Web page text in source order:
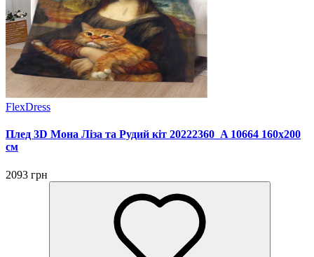
FlexDress
Плед 3D Мона Ліза та Рудий кіт 20222360_A 10664 160х200
см
2093 грн